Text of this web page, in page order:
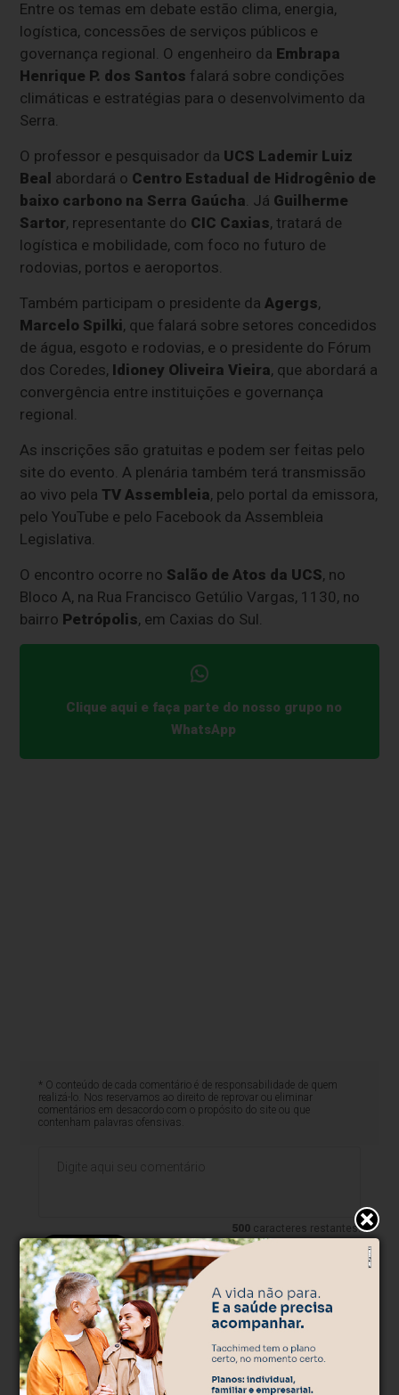
Entre os temas em debate estão clima, energia,
logística, concessões de serviços públicos e
governança regional. O engenheiro da Embrapa
Henrique P. dos Santos falará sobre condições
climáticas e estratégias para o desenvolvimento da
Serra.
O professor e pesquisador da UCS Lademir Luiz
Beal abordará o Centro Estadual de Hidrogênio de
baixo carbono na Serra Gaúcha . Já Guilherme
Sartor, representante do CIC Caxias, tratará de
logística e mobilidade, com foco no futuro de
rodovias, portos e aeroportos.
Também participam o presidente daAgergs,
Marcelo Spilki, que falará sobre setores concedidos
de água, esgoto e rodovias, e o presidente do Fórum
dos Coredes, Idioney Oliveira Vieira, que abordará a
convergência entre instituições e governança
regional.
As inscrições são gratuitas e podem ser feitas pelo
site do evento. A plenária também terá transmissão
ao vivo pela TV Assembleia, pelo portal da emissora,
pelo YouTube e pelo Facebook da Assembleia
Legislativa.
O encontro ocorre no Salão de Atos da UCS, no
Bloco A, na Rua Francisco Getúlio Vargas, 1130, no
bairro Petrópolis, em Caxias do Sul.
Clique aqui e faça parte do nosso grupo no
WhatsApp
* O conteúdo de cada comentário é de responsabilidade de quem
realizá-lo. Nos reservamos ao direito de reprovar ou eliminar
comentários em desacordo com o propósito do site ou que
contenham palavras ofensivas.
500 caracteres restantes.
Comentar